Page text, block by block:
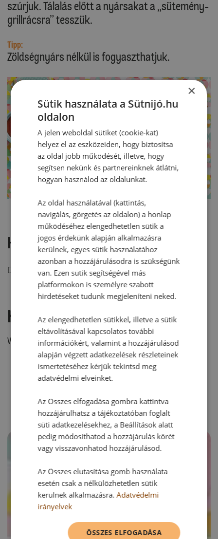
szúrjuk. Tálalás előtt a nyársakat a „sütemény-
grillrácsra” tesszük.
Tipp:
Zöldségnyárs nélkül is fogyaszthatjuk.
Hozzászólások
Ehhez a recepthez még nem érkezett hozzászólás.
Hozzászólás írása
Vélemény írásához, kérjük,jelentkezz be!
RECEPTAJÁNLÓ
×
Sütik használata a Sütnijó.hu
oldalon
A jelen weboldal sütiket (cookie-kat)
helyez el az eszközeiden, hogy biztosítsa
az oldal jobb működését, illetve, hogy
segítsen nekünk és partnereinknek átlátni,
hogyan használod az oldalunkat.
Az oldal használatával (kattintás,
navigálás, görgetés az oldalon) a honlap
működéséhez elengedhetetlen sütik a
jogos érdekünk alapján alkalmazásra
kerülnek, egyes sütik használatához
azonban a hozzájárulásodra is szükségünk
van. Ezen sütik segítségével más
platformokon is személyre szabott
hirdetéseket tudunk megjeleníteni neked.
Az elengedhetetlen sütikkel, illetve a sütik
eltávolításával kapcsolatos további
információkért, valamint a hozzájárulásod
alapján végzett adatkezelések részleteinek
ismertetéséhez kérjük tekintsd meg
adatvédelmi elveinket.
Az Összes elfogadása gombra kattintva
hozzájárulhatsz a tájékoztatóban foglalt
süti adatkezelésekhez, a Beállítások alatt
pedig módosíthatod a hozzájárulás körét
vagy visszavonhatod hozzájárulásod.
Az Összes elutasítása gomb használata
esetén csak a nélkülözhetetlen sütik
kerülnek alkalmazásra.Adatvédelmi
irányelvek
ÖSSZES ELFOGADÁSA